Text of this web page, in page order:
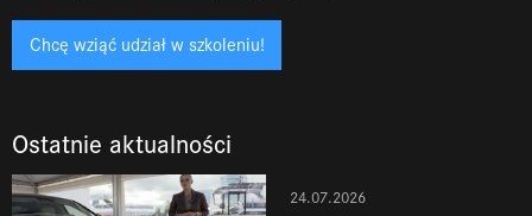
Chcę wziąć udział w szkoleniu!
Ostatnie aktualności
24.07.2026